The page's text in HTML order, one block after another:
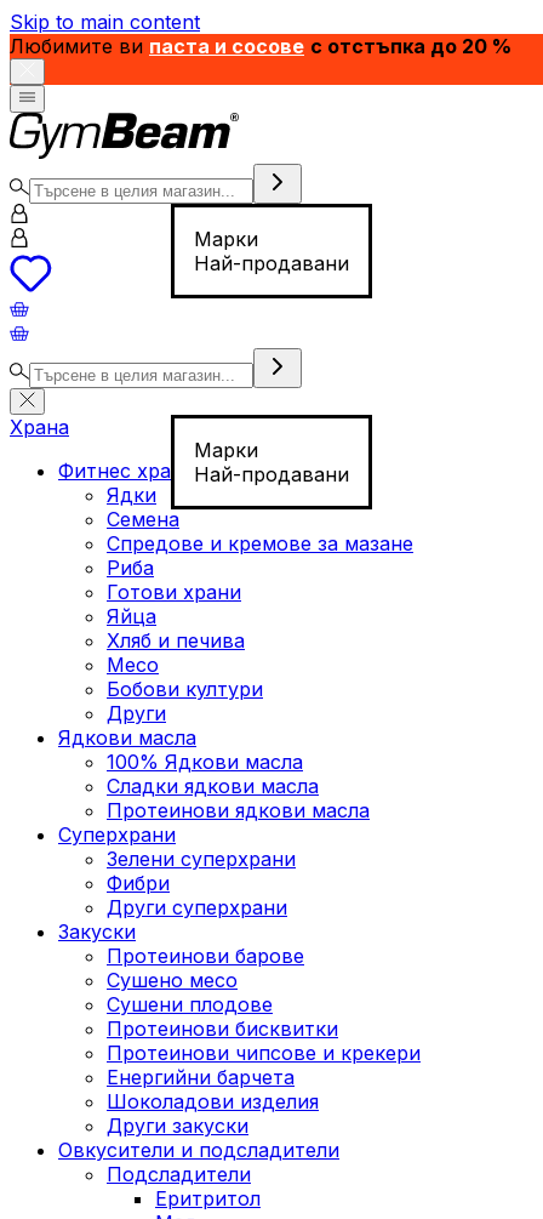
Skip to main content
Любимите ви паста и сосове с отстъпка до 20 %
Марки
Най-продавани
Марки
Най-продавани
Храна
Фитнес храна
Ядки
Семена
Спредове и кремове за мазане
Риба
Готови храни
Яйца
Хляб и печива
Месо
Бобови култури
Други
Ядкови масла
100% Ядкови масла
Сладки ядкови масла
Протеинови ядкови масла
Суперхрани
Зелени суперхрани
Фибри
Други суперхрани
3акуски
Протеинови бaрове
Сушено месо
Сушени плодове
Протеинови бисквитки
Протеинови чипсове и крекери
Енергийни барчета
Шоколадови изделия
Други закуски
Овкусители и подсладители
Подсладители
Еритритол